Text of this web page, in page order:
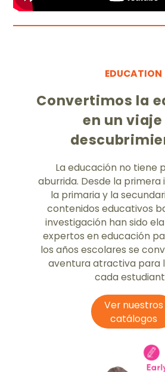
EDUCATION
Convertimos la
en un viaje
La educación no tiene
aburrida. Desde la
la primaria y la
contenidos educativos
investigación han sido
expertos en educación
los años escolares se
aventura atractiva para
cada
Ver nuestros
catálogos